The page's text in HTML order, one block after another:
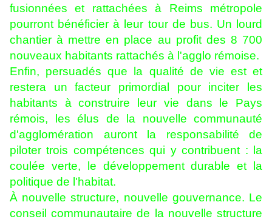
fusionnées et rattachées à Reims métropole
pourront bénéficier à leur tour de bus. Un lourd
chantier à mettre en place au profit des 8 700
nouveaux habitants rattachés à l'agglo rémoise.
Enfin, persuadés que la qualité de vie est et
restera un facteur primordial pour inciter les
habitants à construire leur vie dans le Pays
rémois, les élus de la nouvelle communauté
d'agglomération auront la responsabilité de
piloter trois compétences qui y contribuent : la
coulée verte, le développement durable et la
politique de l'habitat.
À nouvelle structure, nouvelle gouvernance. Le
conseil communautaire de la nouvelle structure